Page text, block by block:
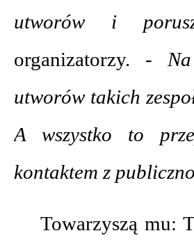
utworów i
organizatorzy. - Na
utworów takich
A wszystko to
kontaktem z
Towarzyszą mu: